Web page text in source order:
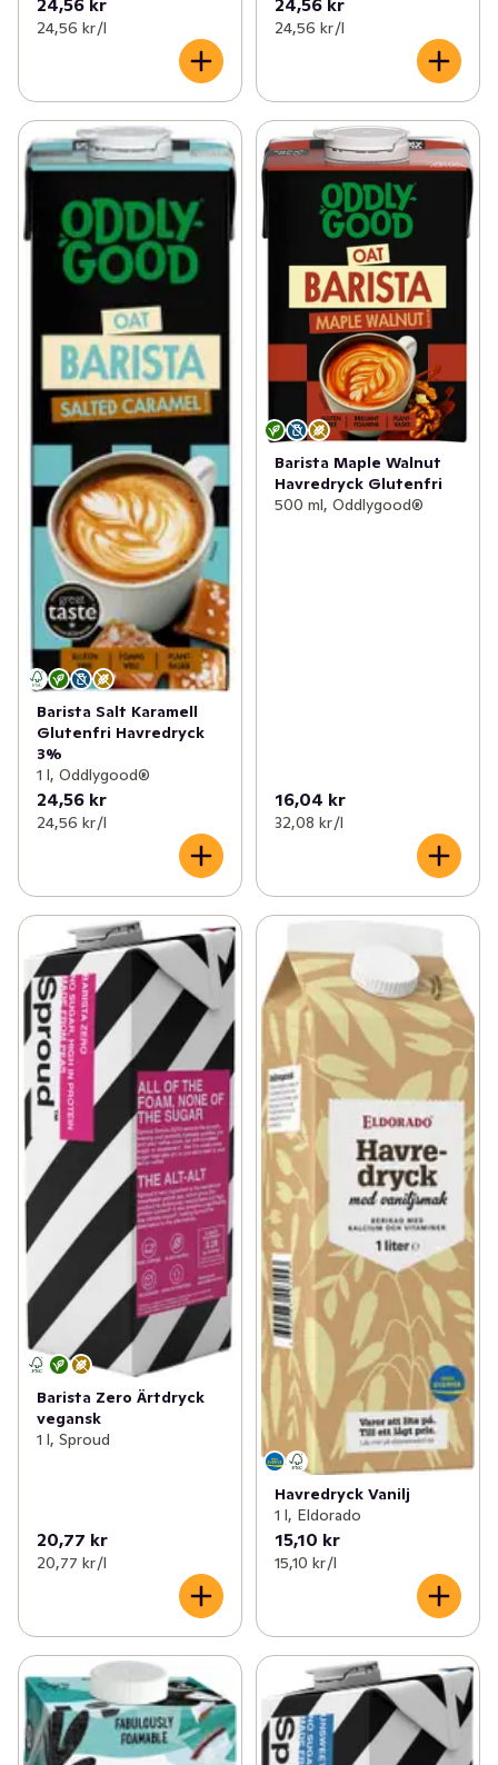
24,56 kr /l 24,56 kr /l
Barista Salt Karamell
Glutenfri Havredryck
3%
1 l, Oddlygood®
24,56 kr
24,56 kr /l
Barista Maple Walnut
Havredryck Glutenfri
500 ml, Oddlygood®
16,04 kr
32,08 kr /l
Barista Zero Ärtdryck
vegansk
1 l, Sproud
20,77 kr
20,77 kr /l
Havredryck Vanilj
1 l, Eldorado
15,10 kr
15,10 kr /l